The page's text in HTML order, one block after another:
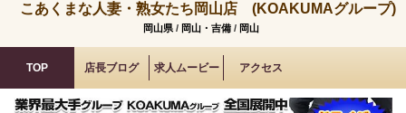
こあくまな人妻・熟女たち岡山店 (KOAKUMAグループ)
岡山県/ 岡山・吉備/ 岡山
TOP 店長ブログ 求人ムービー アクセス